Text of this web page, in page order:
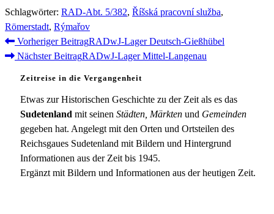
Schlagwörter: RAD-Abt. 5/382, Říšská pracovní služba,
Römerstadt, Rýmařov
Weitere
Artikel
ansehen
Vorheriger BeitragRADwJ-Lager Deutsch-Gießhübel
Nächster BeitragRADwJ-Lager Mittel-Langenau
Zeitreise in die Vergangenheit
Etwas zur Historischen Geschichte zu der Zeit als es das
Sudetenland mit seinen Städten, Märkten und Gemeinden
gegeben hat. Angelegt mit den Orten und Ortsteilen des
Reichsgaues Sudetenland mit Bildern und Hintergrund
Informationen aus der Zeit bis 1945.
Ergänzt mit Bildern und Informationen aus der heutigen Zeit.